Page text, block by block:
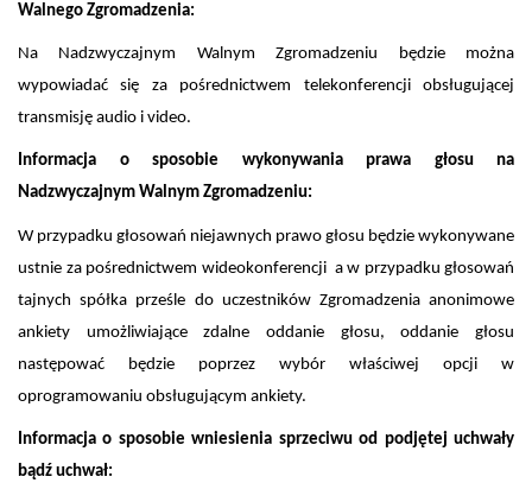
Walnego Zgromadzenia:
Na Nadzwyczajnym Walnym Zgromadzeniu będzie można
wypowiadać się za pośrednictwem telekonferencji obsługującej
transmisję audio i video.
Informacja o sposobie wykonywania prawa głosu na
Nadzwyczajnym Walnym Zgromadzeniu:
W przypadku głosowań niejawnych prawo głosu będzie wykonywane
ustnie za pośrednictwem wideokonferencji a w przypadku głosowań
tajnych spółka prześle do uczestników Zgromadzenia anonimowe
ankiety umożliwiające zdalne oddanie głosu, oddanie głosu
następować będzie poprzez wybór właściwej opcji w
oprogramowaniu obsługującym ankiety.
Informacja o sposobie wniesienia sprzeciwu od podjętej uchwały
bądź uchwał: